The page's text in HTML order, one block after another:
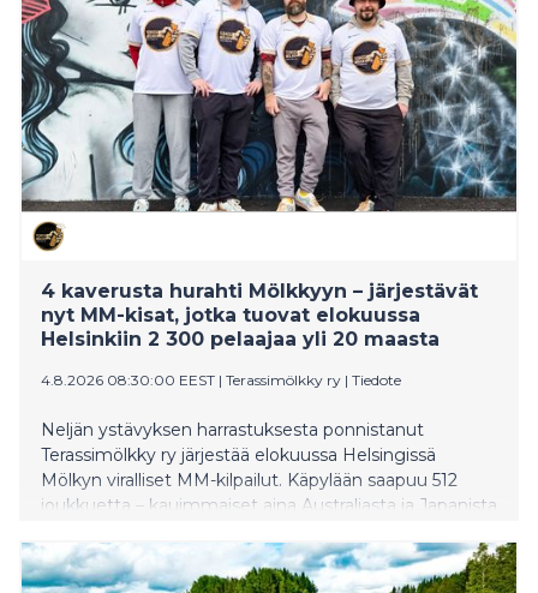
4 kaverusta hurahti Mölkkyyn – järjestävät
nyt MM-kisat, jotka tuovat elokuussa
Helsinkiin 2 300 pelaajaa yli 20 maasta
4.8.2026 08:30:00 EEST | Terassimölkky ry | Tiedote
Neljän ystävyksen harrastuksesta ponnistanut
Terassimölkky ry järjestää elokuussa Helsingissä
Mölkyn viralliset MM-kilpailut. Käpylään saapuu 512
joukkuetta – kauimmaiset aina Australiasta ja Japanista
talkoovoimin, mutta tuotantotaso Yle Areena -
lähetyksineen on huippuluokkaa.